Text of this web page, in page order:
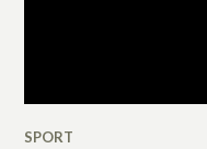
SPORT